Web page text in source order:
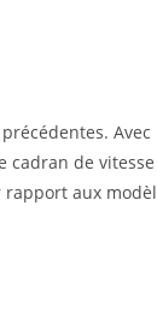
de
aux